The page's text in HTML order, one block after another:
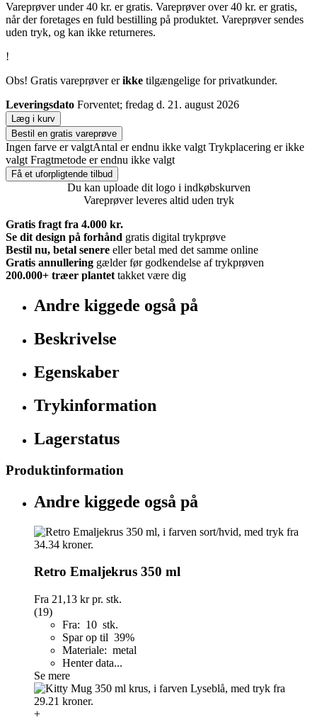
Vareprøver under 40 kr. er gratis. Vareprøver over 40 kr. er gratis,
når der foretages en fuld bestilling på produktet. Vareprøver sendes
uden tryk, og kan ikke returneres.
!
Obs! Gratis vareprøver erikke tilgængelige for privatkunder.
Leveringsdato Forventet; fredag d. 21. august 2026
Læg i kurv
Bestil en gratis vareprøve
Ingen farve er valgtAntal er endnu ikke valgt Trykplacering er ikke
valgt Fragtmetode er endnu ikke valgt
Få et uforpligtende tilbud
Du kan uploade dit logo i indkøbskurven
Vareprøver leveres altid uden tryk
Gratis fragt fra 4.000 kr.
Se dit design på forhånd gratis digital trykprøve
Bestil nu, betal senere eller betal med det samme online
Gratis annullering gælder før godkendelse af trykprøven
200.000+ træer plantet takket være dig
Andre kiggede også på
Beskrivelse
Egenskaber
Trykinformation
Lagerstatus
Produktinformation
Andre kiggede også på
Retro Emaljekrus 350 ml
Fra 21,13 krpr. stk.
(19)
Fra: 10 stk.
Spar op til 39%
Materiale: metal
Henter data...
Se mere
+